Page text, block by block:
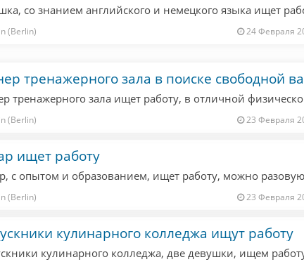
(Berlin) 24 Февраля
(Berlin) 23 Февраля
ищет работу
(Berlin) 23 Февраля
кулинарного колледжа ищут работу